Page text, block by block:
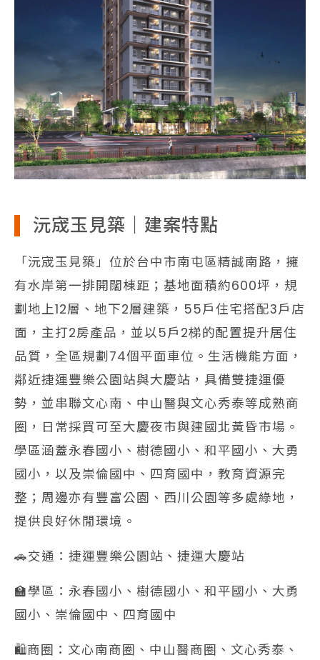
沅宬玉見築｜建案特點
「沅宬玉見築」位於台中市南屯區精誠南路，擁
有水岸第一排開闊棟距；基地面積約600坪，規
劃地上12層、地下2層建築，55戶住宅搭配3戶店
面，主打2房產品，並以5戶2梯的配置提升居住
品質，全區規劃74個平面車位。生活機能方面，
鄰近捷運豐樂公園站與大慶站，具備雙捷運優
勢，並串聯文心南、中山醫與文心秀泰等成熟商
圈，日常採買可至大慶夜市與建國北黃昏市場。
學區涵蓋永春國小、樹德國小、和平國小、大勇
國小，以及崇倫國中、四育國中，教育資源完
整；周邊亦有豐富公園、西川公園等多處綠地，
提供良好休閒環境。
🚗交通：捷運豐樂公園站、捷運大慶站
🏫學區：永春國小、樹德國小、和平國小、大勇
國小、崇倫國中、四育國中
🛍️商圈：文心南商圈、中山醫商圈、文心秀泰、